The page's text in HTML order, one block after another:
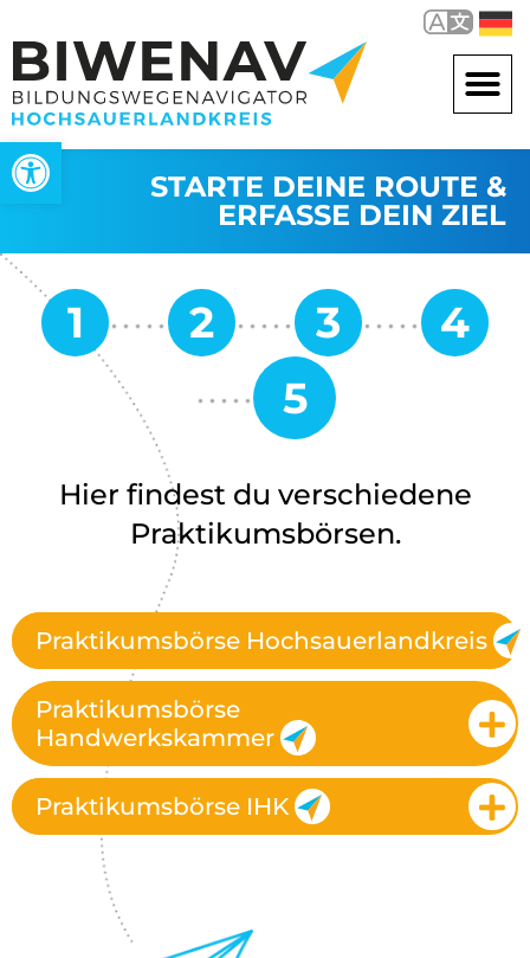
Werkzeugleiste öffnen
STARTE DEINE ROUTE &
ERFASSE DEIN ZIEL
Hier findest du verschiedene
Praktikumsbörsen.
Praktikumsbörse Hochsauerlandkreis
Praktikumsbörse
Handwerkskammer
Praktikumsbörse IHK